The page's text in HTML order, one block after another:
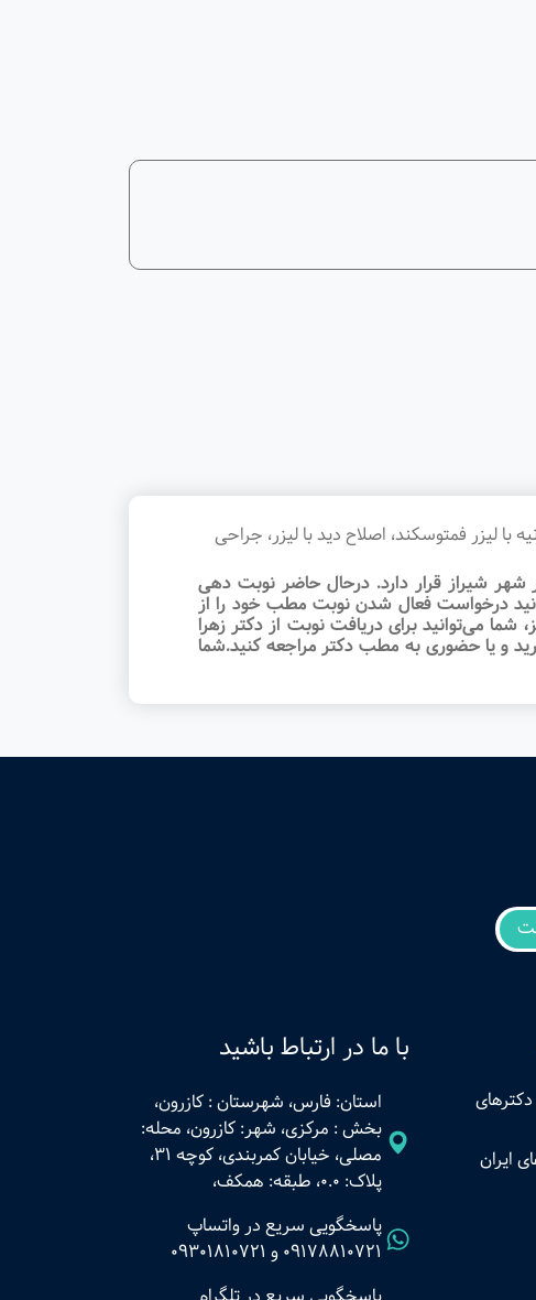
فمتوسکند، اصلاح دید با لیزر، جراحی
شیراز قرار دارد. درحال حاضر نوبت‌ دهی
درخواست فعال شدن نوبت مطب خود را از
می‌توانید برای دریافت نوبت از دکتر زهرا
و یا حضوری به مطب دکتر مراجعه کنید.شما
ایران
با ما در ارتباط باشید
استان: فارس، شهرستان : کازرون،
بخش : مرکزی، شهر: کازرون، محله:
مصلی، خیابان کمربندی، کوچه 31،
پلاک: 0.0، طبقه: همکف،
پاسخگویی سریع در واتساپ
09178810721 و 09301810721